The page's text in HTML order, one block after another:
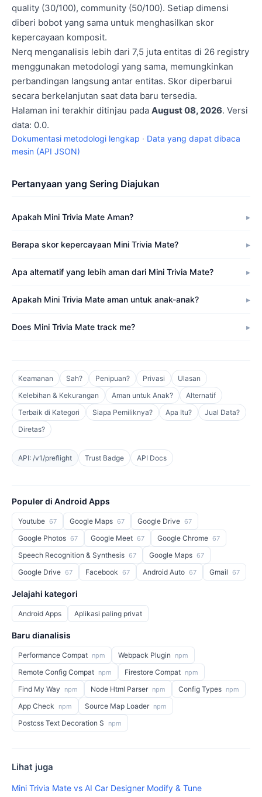
quality (30/100), community (50/100). Setiap dimensi
diberi bobot yang sama untuk menghasilkan skor
kepercayaan komposit.
Nerq menganalisis lebih dari 7,5 juta entitas di 26 registry
menggunakan metodologi yang sama, memungkinkan
perbandingan langsung antar entitas. Skor diperbarui
secara berkelanjutan saat data baru tersedia.
Halaman ini terakhir ditinjau pada August 08, 2026. Versi
data: 0.0.
Dokumentasi metodologi lengkap · Data yang dapat dibaca
mesin (API JSON)
Pertanyaan yang Sering Diajukan
Apakah Mini Trivia Mate Aman?
Berapa skor kepercayaan Mini Trivia Mate?
Apa alternatif yang lebih aman dari Mini Trivia Mate?
Apakah Mini Trivia Mate aman untuk anak-anak?
Does Mini Trivia Mate track me?
Keamanan Sah? Penipuan? Privasi
Ulasan
Kelebihan & Kekurangan
Aman untuk Anak?
Alternatif
Terbaik di Kategori
Siapa Pemiliknya? Apa Itu?
Jual Data?
Diretas?
API: /v1/preflight Trust Badge API Docs
Populer di Android Apps
Youtube 67 Google Maps 67 Google Drive 67
Google Photos 67 Google Meet 67 Google Chrome 67
Speech Recognition & Synthesis 67 Google Maps 67
Google Drive 67 Facebook 67 Android Auto 67 Gmail 67
Jelajahi kategori
Android Apps Aplikasi paling privat
Baru dianalisis
Performance Compat npm Webpack Plugin npm
Remote Config Compat npm Firestore Compat npm
Find My Way npm Node Html Parser npm Config Types npm
App Check npm Source Map Loader npm
Postcss Text Decoration S npm
Lihat juga
Mini Trivia Mate vs AI Car Designer Modify & Tune